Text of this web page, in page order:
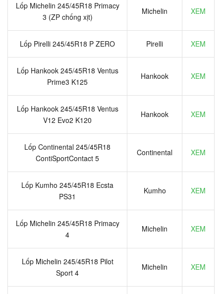
Lốp Michelin 245/45R18 Primacy
3 (ZP chống xịt)
Michelin XEM
Lốp Pirelli 245/45R18 P ZERO Pirelli XEM
Lốp Hankook 245/45R18 Ventus
Prime3 K125
Hankook XEM
Lốp Hankook 245/45R18 Ventus
V12 Evo2 K120
Hankook XEM
Lốp Continental 245/45R18
ContiSportContact 5
Continental XEM
Lốp Kumho 245/45R18 Ecsta
PS31
Kumho XEM
Lốp Michelin 245/45R18 Primacy
4
Michelin XEM
Lốp Michelin 245/45R18 Pilot
Sport 4
Michelin XEM